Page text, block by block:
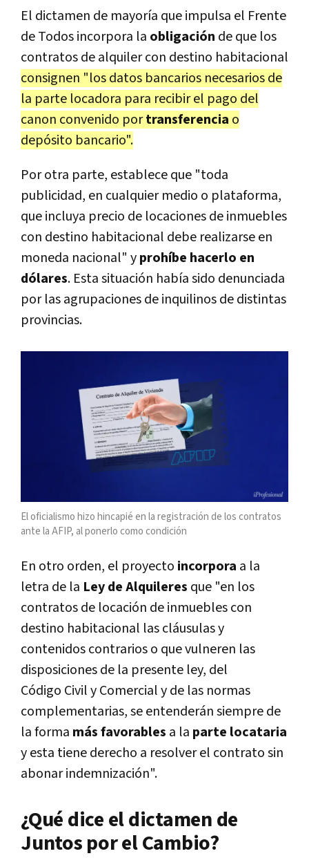
El dictamen de mayoría que impulsa el Frente
de Todos incorpora la obligación de que los
contratos de alquiler con destino habitacional
consignen "los datos bancarios necesarios de
la parte locadora para recibir el pago del
canon convenido portransferencia o
depósito bancario".
Por otra parte, establece que "toda
publicidad, en cualquier medio o plataforma,
que incluya precio de locaciones de inmuebles
con destino habitacional debe realizarse en
moneda nacional" yprohíbe hacerlo en
dólares. Esta situación había sido denunciada
por las agrupaciones de inquilinos de distintas
provincias.
El oficialismo hizo hincapié en la registración de los contratos
ante la AFIP, al ponerlo como condición
En otro orden, el proyecto incorpora a la
letra de la Ley de Alquileres que "en los
contratos de locación de inmuebles con
destino habitacional las cláusulas y
contenidos contrarios o que vulneren las
disposiciones de la presente ley, del
Código Civil y Comercial y de las normas
complementarias, se entenderán siempre de
la forma más favorables a la parte locataria
y esta tiene derecho a resolver el contrato sin
abonar indemnización".
¿Qué dice el dictamen de
Juntos por el Cambio?